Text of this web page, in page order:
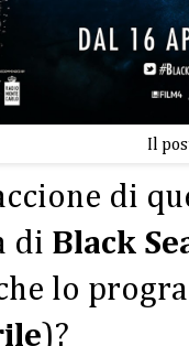
Il
di
di Black
lo
)?